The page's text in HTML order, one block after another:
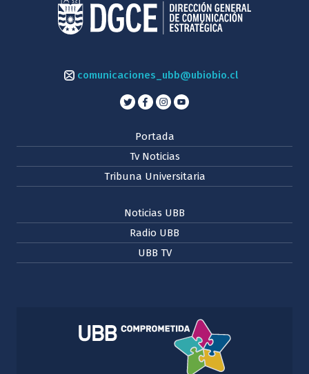
comunicaciones_ubb@ubiobio.cl
Portada
Tv Noticias
Tribuna Universitaria
Noticias UBB
Radio UBB
UBB TV